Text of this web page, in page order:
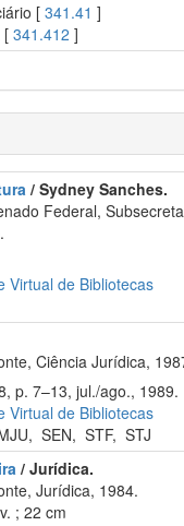
[341.41 ]
[341.412 ]
/ Sydney Sanches.
Federal,
Virtual de Bibliotecas
Ciência Jurídica,
p. 7–13, jul./ago., 1989.
Virtual de Bibliotecas
,SEN,STF,STJ
/ Jurídica.
Jurídica, 1984.
; 22 cm